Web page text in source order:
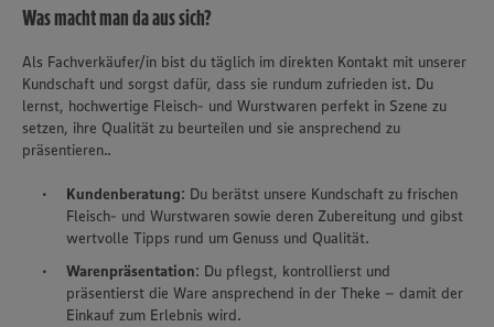
Was macht man da aus sich?
Als Fachverkäufer/in bist du täglich im direkten Kontakt mit unserer
Kundschaft und sorgst dafür, dass sie rundum zufrieden ist. Du
lernst, hochwertige Fleisch- und Wurstwaren perfekt in Szene zu
setzen, ihre Qualität zu beurteilen und sie ansprechend zu
präsentieren..
Kundenberatung: Du berätst unsere Kundschaft zu frischen
Fleisch- und Wurstwaren sowie deren Zubereitung und gibst
wertvolle Tipps rund um Genuss und Qualität.
Warenpräsentation: Du pflegst, kontrollierst und
präsentierst die Ware ansprechend in der Theke – damit der
Einkauf zum Erlebnis wird.